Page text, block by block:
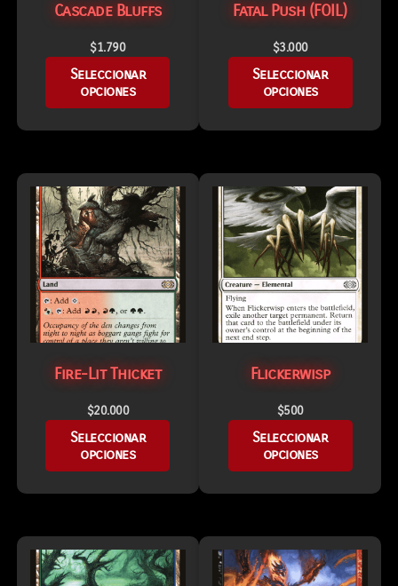
Cascade Bluffs
$1.790
Seleccionar
opciones
Fatal Push (FOIL)
$3.000
Seleccionar
opciones
Fire-Lit Thicket
$20.000
Seleccionar
opciones
Flickerwisp
$500
Seleccionar
opciones